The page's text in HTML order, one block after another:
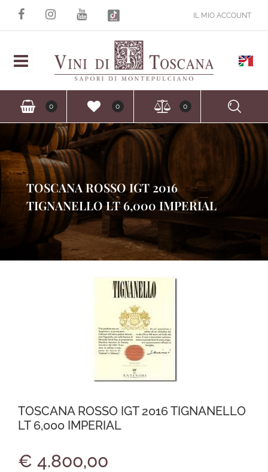
IL MIO ACCOUNT
0 0 0
TOSCANA ROSSO IGT 2016
TIGNANELLO LT 6,000 IMPERIAL
TOSCANA ROSSO IGT 2016 TIGNANELLO
LT 6,000 IMPERIAL
€ 4.800,00